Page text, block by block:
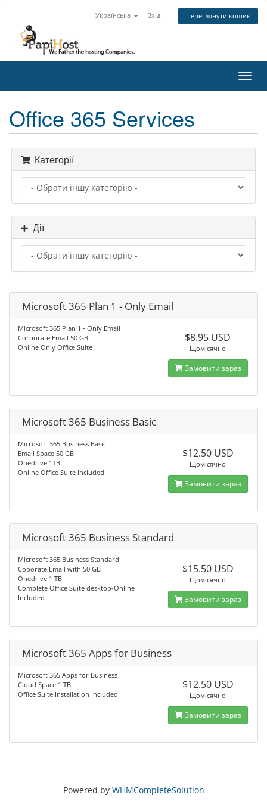
Українська Вхід Переглянути кошик
Office 365 Services
Категорії
Дії
Microsoft 365 Plan 1 - Only Email
Microsoft 365 Plan 1 - Only Email
Corporate Email 50 GB
Online Only Office Suite
$8.95 USD
Щомісячно
Замовити зараз
Microsoft 365 Business Basic
Microsoft 365 Business Basic
Email Space 50 GB
Onedrive 1TB
Online Office Suite Included
$12.50 USD
Щомісячно
Замовити зараз
Microsoft 365 Business Standard
Microsoft 365 Business Standard
Coporate Email with 50 GB
Onedrive 1 TB
Complete Office Suite desktop-Online
Included
$15.50 USD
Щомісячно
Замовити зараз
Microsoft 365 Apps for Business
Microsoft 365 Apps for Business
Cloud Space 1 TB
Office Suite Installation Included
$12.50 USD
Щомісячно
Замовити зараз
Powered by WHMCompleteSolution